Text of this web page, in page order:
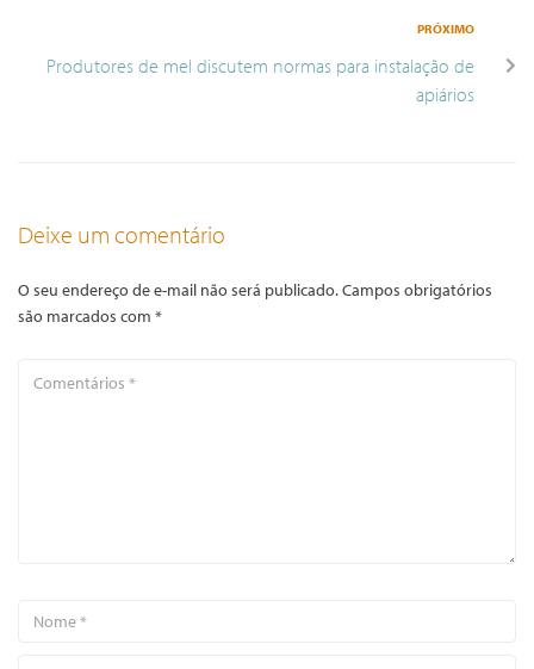
PRÓXIMO
Produtores de mel discutem normas para instalação de
apiários
Deixe um comentário
O seu endereço de e-mail não será publicado.Campos obrigatórios
são marcados com *